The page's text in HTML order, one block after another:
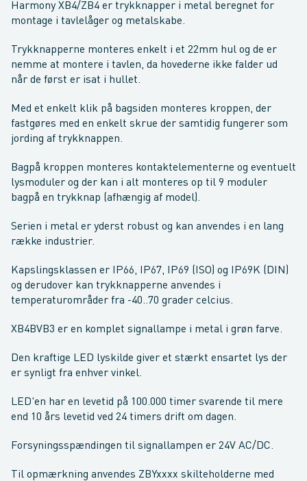
Harmony XB4/ZB4 er trykknapper i metal beregnet for
montage i tavlelåger og metalskabe.
Trykknapperne monteres enkelt i et 22mm hul og de er
nemme at montere i tavlen, da hovederne ikke falder ud
når de først er isat i hullet.
Med et enkelt klik på bagsiden monteres kroppen, der
fastgøres med en enkelt skrue der samtidig fungerer som
jording af trykknappen.
Bagpå kroppen monteres kontaktelementerne og eventuelt
lysmoduler og der kan i alt monteres op til 9 moduler
bagpå en trykknap (afhængig af model).
Serien i metal er yderst robust og kan anvendes i en lang
række industrier.
Kapslingsklassen er IP66, IP67, IP69 (ISO) og IP69K (DIN)
og derudover kan trykknapperne anvendes i
temperaturområder fra -40..70 grader celcius.
XB4BVB3 er en komplet signallampe i metal i grøn farve.
Den kraftige LED lyskilde giver et stærkt ensartet lys der
er synligt fra enhver vinkel.
LED'en har en levetid på 100.000 timer svarende til mere
end 10 års levetid ved 24 timers drift om dagen.
Forsyningsspændingen til signallampen er 24V AC/DC.
Til opmærkning anvendes ZBYxxxx skilteholderne med